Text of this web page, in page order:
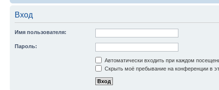
Вход
Имя пользователя:
Пароль:
Автоматически входить при каждом
Скрыть моё пребывание на конференции в